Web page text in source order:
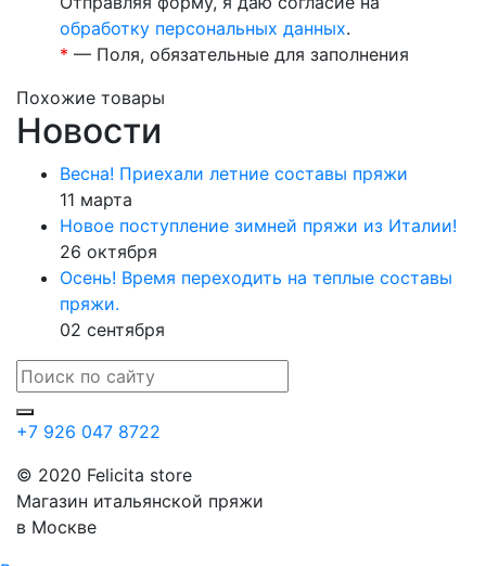
обработку персональных данных.
* — Поля, обязательные для заполнения
Похожие товары
Новости
Весна! Приехали летние составы пряжи
11 марта
Новое поступление зимней пряжи из Италии!
26 октября
Осень! Время переходить на теплые составы
пряжи.
02 сентября
+7 926 047 8722
© 2020 Felicita store
Магазин итальянской пряжи
в Москве